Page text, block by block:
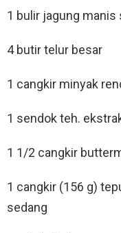
1 bulir jagung manis
4 butir telur besar
1 cangkir minyak
1 sendok teh.
1 1/2 cangkir
1 cangkir (156 g)
sedang